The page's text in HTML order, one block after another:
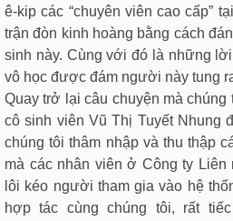
ê-kip các “chuyên viên cao cấp”
trận đòn kinh hoàng bằng cách
sinh này. Cùng với đó là những
vô học được đám người này tung
Quay trở lại câu chuyện mà
cô sinh viên Vũ Thị Tuyết Nhung
chúng tôi thâm nhập và thu thập
mà các nhân viên ở Công ty Liên
lôi kéo người tham gia vào hệ
hợp tác cùng chúng tôi, rất